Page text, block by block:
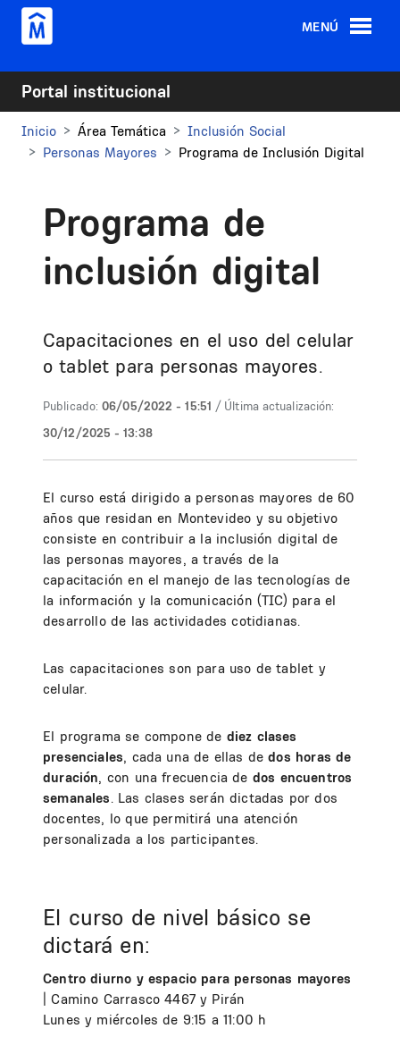
Pasar al contenido principal
MENÚ
Portal institucional
Inicio Área Temática
Inclusión Social
Personas Mayores
Programa de Inclusión Digital
Programa de
inclusión digital
Capacitaciones en el uso del celular
o tablet para personas mayores.
Publicado: 06/05/2022 - 15:51 / Última actualización:
30/12/2025 - 13:38
El curso está dirigido a personas mayores de 60
años que residan en Montevideo y su objetivo
consiste en contribuir a la inclusión digital de
las personas mayores, a través de la
capacitación en el manejo de las tecnologías de
la información y la comunicación (TIC) para el
desarrollo de las actividades cotidianas.
Las capacitaciones son para uso de tablet y
celular.
El programa se compone de diez clases
presenciales, cada una de ellas dedos horas de
duración, con una frecuencia de dos encuentros
semanales. Las clases serán dictadas por dos
docentes, lo que permitirá una atención
personalizada a los participantes.
El curso de nivel básico se
dictará en:
Centro diurno y espacio para personas mayores
| Camino Carrasco 4467 y Pirán
Lunes y miércoles de 9:15 a 11:00 h